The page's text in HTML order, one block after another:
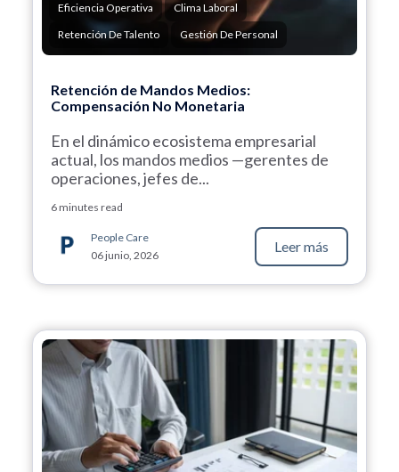
Eficiencia Operativa
Clima Laboral
Retención De Talento
Gestión De Personal
Retención de Mandos Medios:
Compensación No Monetaria
En el dinámico ecosistema empresarial
actual, los mandos medios —gerentes de
operaciones, jefes de...
6 minutes read
People Care
06 junio, 2026
Leer más